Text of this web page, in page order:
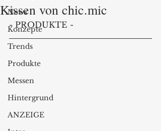
News
Konzepte
Trends
Produkte
Messen
Hintergrund
ANZEIGE
Kissen von chic.mic
- PRODUKTE -